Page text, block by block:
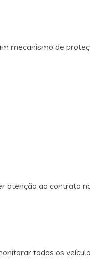
mecanismo de
ao contrato
todos os